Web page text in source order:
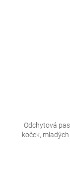
Odchytová
koček,